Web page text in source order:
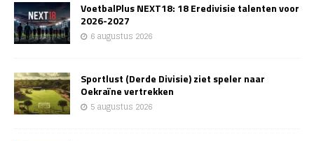
VoetbalPlus NEXT18: 18 Eredivisie talenten voor
2026-2027
6 augustus 2026
Sportlust (Derde Divisie) ziet speler naar
Oekraïne vertrekken
5 augustus 2026